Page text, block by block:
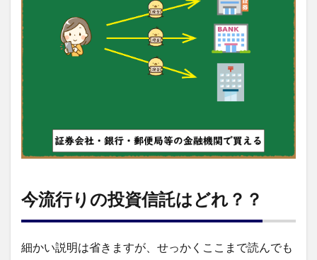
今流行りの投資信託はどれ？？
細かい説明は省きますが、せっかくここまで読んでも